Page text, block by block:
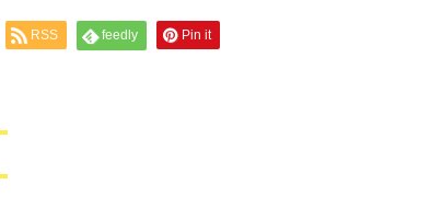
RSS feedly Pin it